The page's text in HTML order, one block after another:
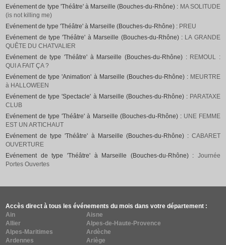
Evénement de type 'Théâtre' à Marseille (Bouches-du-Rhône) : MA SOLITUDE
(is not killing me)
Evénement de type 'Théâtre' à Marseille (Bouches-du-Rhône) : PREU
Evénement de type 'Théâtre' à Marseille (Bouches-du-Rhône) : LA GRANDE
QUÊTE DU CHATVALIER
Evénement de type 'Théâtre' à Marseille (Bouches-du-Rhône) : REMOUL :
QUI A FAIT ÇA ?
Evénement de type 'Animation' à Marseille (Bouches-du-Rhône) : MEURTRE
à HALLOWEEN
Evénement de type 'Spectacle' à Marseille (Bouches-du-Rhône) : PARATAXE
CLUB
Evénement de type 'Théâtre' à Marseille (Bouches-du-Rhône) : UNE FEMME
EST UN ARTICHAUT
Evénement de type 'Théâtre' à Marseille (Bouches-du-Rhône) : CABARET
OUVERTURE
Evénement de type 'Théâtre' à Marseille (Bouches-du-Rhône) : Journée
Portes Ouvertes
Accès direct à tous les événements du mois dans votre département :
Ain
Aisne
Allier
Alpes-de-Haute-Provence
Alpes-Maritimes
Ardèche
Ardennes
Ariège